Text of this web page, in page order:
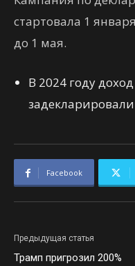
стартовала 1
до 1 мая.
В 2024 году
Facebook
Предыдущая статья
Трамп пригрозил 200%